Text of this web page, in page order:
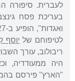
בעריכת פסח
לטיפוחם של יוסף
ריבולוב, עורך
היה ממעודדיה,